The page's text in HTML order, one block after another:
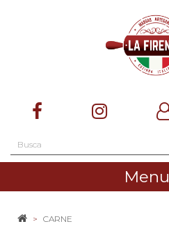
Menu
CARNE